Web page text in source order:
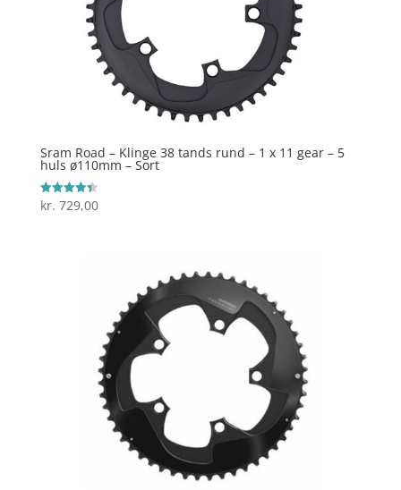
Sram Road – Klinge 38 tands rund – 1 x 11 gear – 5
huls ø110mm – Sort
Vurderet
4.4
kr. 729,00